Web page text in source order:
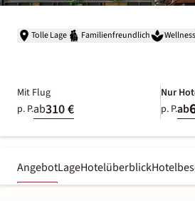
Tolle Lage Familienfreundlich Wellness
Mit Flug
p. P.ab310 €
Nur
p. P.ab
AngebotLageHotelüberblick